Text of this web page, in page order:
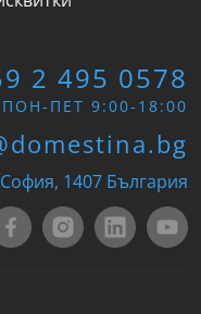
2 495 0578
ПОН-ПЕТ 9:00-18:00
1407 България